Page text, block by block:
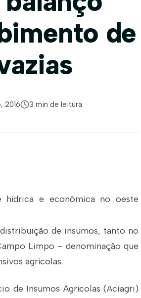
de
2016 3 min de leitura
hídrica e econômica no oeste
de insumos, tanto no
Limpo – denominação que
agrícolas.
de Insumos Agrícolas (Aciagri)